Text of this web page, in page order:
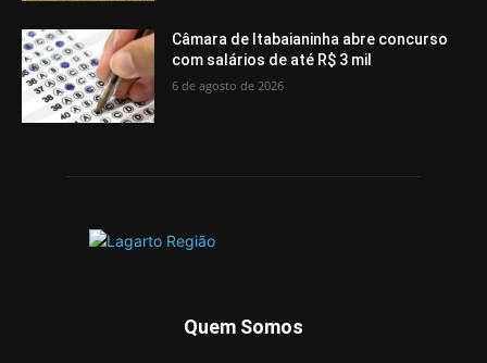
Câmara de Itabaianinha abre concurso
com salários de até R$ 3 mil
6 de agosto de 2026
Quem Somos